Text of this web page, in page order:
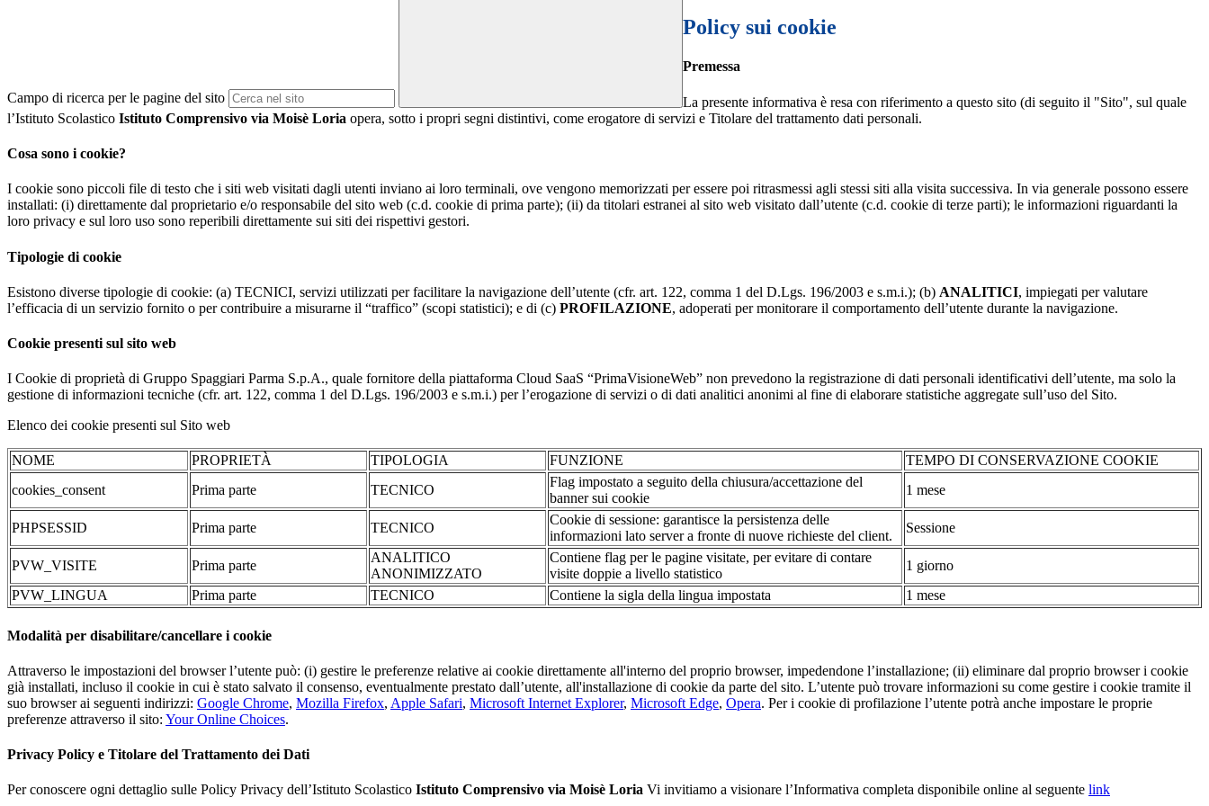
Campo di ricerca per le pagine del sito
Policy sui cookie
Premessa
La presente informativa è resa con riferimento a questo sito (di seguito il "Sito", sul quale
l’Istituto Scolastico Istituto Comprensivo via Moisè Loria opera, sotto i propri segni distintivi, come erogatore di servizi e Titolare del trattamento dati personali.
Cosa sono i cookie?
I cookie sono piccoli file di testo che i siti web visitati dagli utenti inviano ai loro terminali, ove vengono memorizzati per essere poi ritrasmessi agli stessi siti alla visita successiva. In via generale possono essere
installati: (i) direttamente dal proprietario e/o responsabile del sito web (c.d. cookie di prima parte); (ii) da titolari estranei al sito web visitato dall’utente (c.d. cookie di terze parti); le informazioni riguardanti la
loro privacy e sul loro uso sono reperibili direttamente sui siti dei rispettivi gestori.
Tipologie di cookie
Esistono diverse tipologie di cookie: (a) TECNICI, servizi utilizzati per facilitare la navigazione dell’utente (cfr. art. 122, comma 1 del D.Lgs. 196/2003 e s.m.i.); (b) ANALITICI, impiegati per valutare
l’efficacia di un servizio fornito o per contribuire a misurarne il “traffico” (scopi statistici); e di (c) PROFILAZIONE, adoperati per monitorare il comportamento dell’utente durante la navigazione.
Cookie presenti sul sito web
I Cookie di proprietà di Gruppo Spaggiari Parma S.p.A., quale fornitore della piattaforma Cloud SaaS “PrimaVisioneWeb” non prevedono la registrazione di dati personali identificativi dell’utente, ma solo la
gestione di informazioni tecniche (cfr. art. 122, comma 1 del D.Lgs. 196/2003 e s.m.i.) per l’erogazione di servizi o di dati analitici anonimi al fine di elaborare statistiche aggregate sull’uso del Sito.
Elenco dei cookie presenti sul Sito web
NOME PROPRIETÀ TIPOLOGIA FUNZIONE
TEMPO DI CONSERVAZIONE COOKIE
cookies_consent
Prima parte TECNICO
Flag impostato a seguito della chiusura/accettazione del
banner sui cookie
1 mese
PHPSESSID Prima parte TECNICO
Cookie di sessione: garantisce la persistenza delle
informazioni lato server a fronte di nuove richieste del client.
Sessione
PVW_VISITE Prima parte
ANALITICO
ANONIMIZZATO
Contiene flag per le pagine visitate, per evitare di contare
visite doppie a livello statistico
1 giorno
PVW_LINGUA
Prima parte TECNICO Contiene la sigla della lingua impostata 1 mese
Modalità per disabilitare/cancellare i cookie
Attraverso le impostazioni del browser l’utente può: (i) gestire le preferenze relative ai cookie direttamente all'interno del proprio browser, impedendone l’installazione; (ii) eliminare dal proprio browser i cookie
già installati, incluso il cookie in cui è stato salvato il consenso, eventualmente prestato dall’utente, all'installazione di cookie da parte del sito. L’utente può trovare informazioni su come gestire i cookie tramite il
suo browser ai seguenti indirizzi: Google Chrome, Mozilla Firefox, Apple Safari, Microsoft Internet Explorer, Microsoft Edge, Opera. Per i cookie di profilazione l’utente potrà anche impostare le proprie
preferenze attraverso il sito: Your Online Choices.
Privacy Policy e Titolare del Trattamento dei Dati
Per conoscere ogni dettaglio sulle Policy Privacy dell’Istituto Scolastico Istituto Comprensivo via Moisè Loria Vi invitiamo a visionare l’Informativa completa disponibile online al seguente link